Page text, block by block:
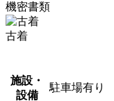
機密書類
古着
施設・
設備
駐車場有り